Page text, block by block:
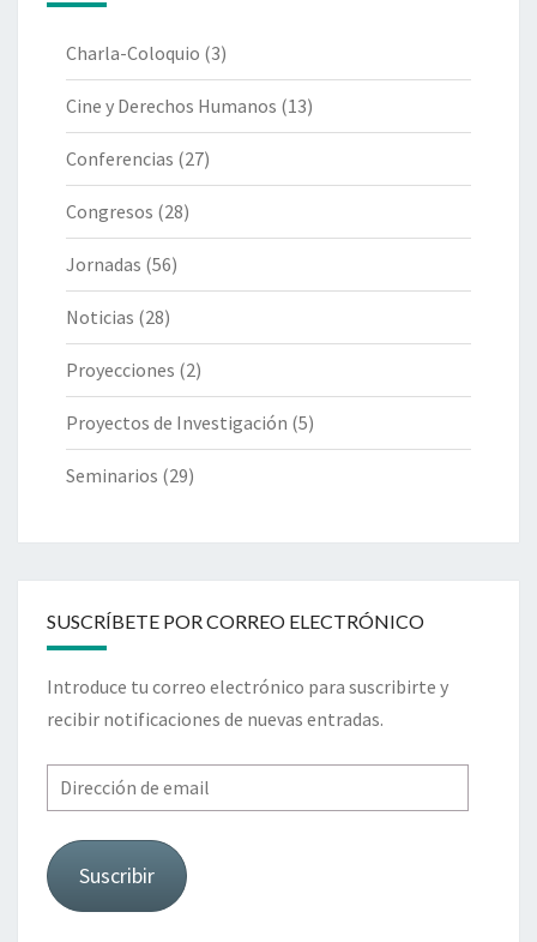
Charla-Coloquio (3)
Cine y Derechos Humanos (13)
Conferencias (27)
Congresos (28)
Jornadas (56)
Noticias (28)
Proyecciones (2)
Proyectos de Investigación (5)
Seminarios (29)
SUSCRÍBETE POR CORREO ELECTRÓNICO
Introduce tu correo electrónico para suscribirte y
recibir notificaciones de nuevas entradas.
Dirección
de
email
Suscribir